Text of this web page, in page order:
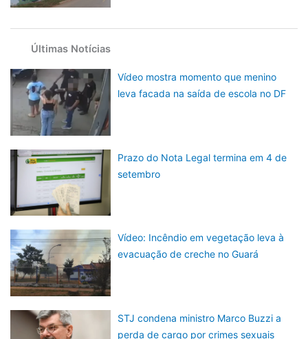
Últimas Notícias
Vídeo mostra momento que menino
leva facada na saída de escola no DF
Prazo do Nota Legal termina em 4 de
setembro
Vídeo: Incêndio em vegetação leva à
evacuação de creche no Guará
STJ condena ministro Marco Buzzi a
perda de cargo por crimes sexuais